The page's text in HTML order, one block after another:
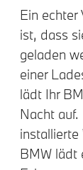
Ein echter
ist, dass
geladen
einer
lädt Ihr
Nacht
installierte
BMW lädt